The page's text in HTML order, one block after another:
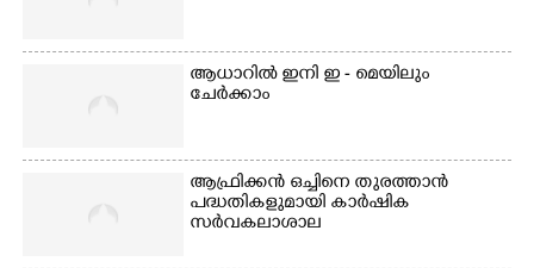
ആധാറിൽ ഇനി ഇ - മെയിലും
ചേർക്കാം
ആഫ്രിക്കൻ ഒച്ചിനെ തുരത്താൻ
പദ്ധതികളുമായി കാർഷിക
സർവകലാശാല